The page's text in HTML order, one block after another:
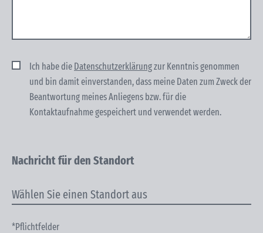
Ich habe die Datenschutzerklärungzur Kenntnis genommen
und bin damit einver­standen, dass meine Daten zum Zweck der
Beantwortung meines Anliegens bzw. für die
Kontaktaufnahme gespeichert und verwendet werden.
Nachricht für den Standort
*Pflichtfelder